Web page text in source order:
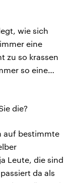
wie sich
eine
zu so krassen
so eine…
die?
auf bestimmte
Leute, die sind
da als